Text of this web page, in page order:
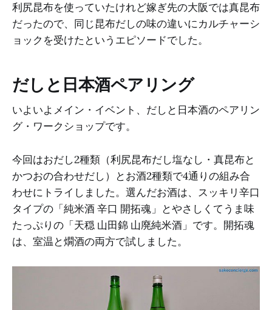
利尻昆布を使っていたけれど嫁ぎ先の大阪では真昆布
だったので、同じ昆布だしの味の違いにカルチャーシ
ョックを受けたというエピソードでした。
だしと日本酒ペアリング
いよいよメイン・イベント、だしと日本酒のペアリン
グ・ワークショップです。
今回はおだし2種類（利尻昆布だし塩なし・真昆布と
かつおの合わせだし）とお酒2種類で4通りの組み合
わせにトライしました。選んだお酒は、スッキリ辛口
タイプの「純米酒 辛口 開拓魂」とやさしくてうま味
たっぷりの「天穏 山田錦 山廃純米酒」です。開拓魂
は、室温と燗酒の両方で試しました。